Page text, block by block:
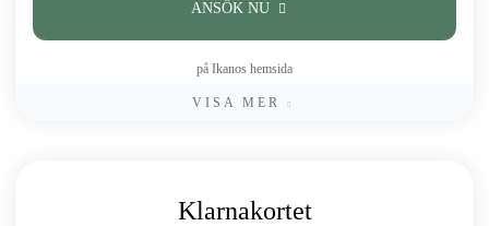
ANSÖK NU
på Ikanos hemsida
VISA MER
Klarnakortet